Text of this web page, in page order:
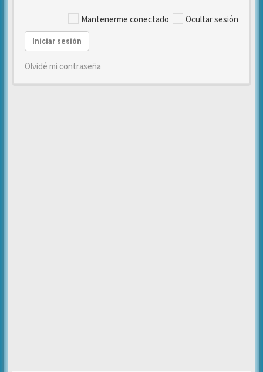
Mantenerme conectado Ocultar sesión
Iniciar sesión
Olvidé mi contraseña